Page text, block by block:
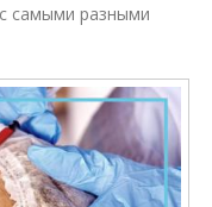
самыми разными